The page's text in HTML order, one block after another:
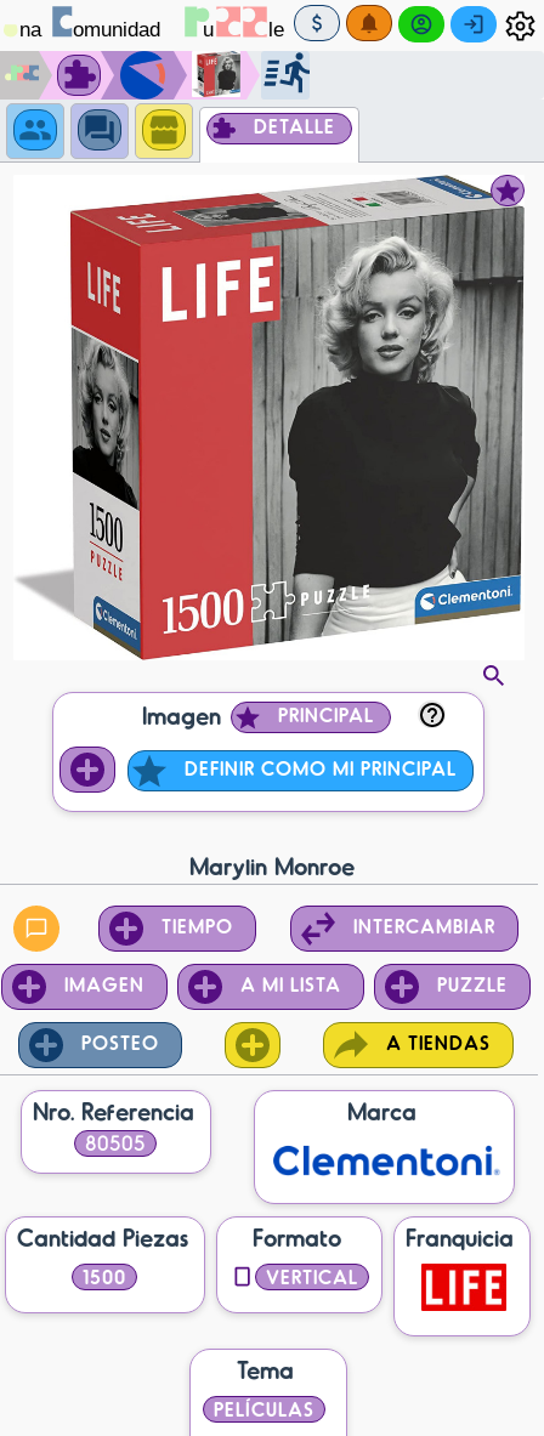
DETALLE
Imagen PRINCIPAL
DEFINIR COMO MI PRINCIPAL
Marylin Monroe
TIEMPO INTERCAMBIAR
IMAGEN A MI LISTA PUZZLE
POSTEO A TIENDAS
Nro. Referencia
80505
Marca
Cantidad Piezas
1500
Formato
VERTICAL
Franquicia
Tema
PELÍCULAS